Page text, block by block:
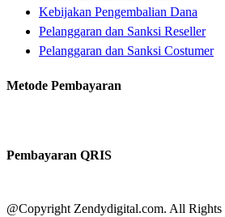
Kebijakan Pengembalian Dana
Pelanggaran dan Sanksi Reseller
Pelanggaran dan Sanksi Costumer
Metode Pembayaran
Pembayaran QRIS
@Copyright Zendydigital.com. All Rights